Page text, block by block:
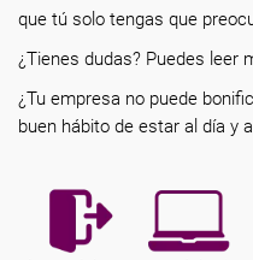
que tú solo tengas que
¿Tienes dudas? Puedes leer
¿Tu empresa no puede
buen hábito de estar al día y